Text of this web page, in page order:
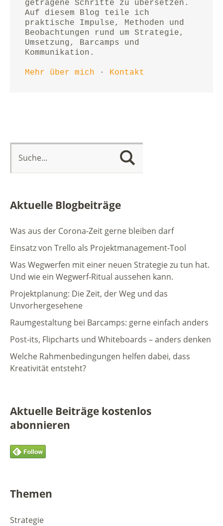
getragene Schritte zu übersetzen.
Auf diesem Blog teile ich
praktische Impulse, Methoden und
Beobachtungen rund um Strategie,
Umsetzung, Barcamps und
Kommunikation.
Mehr über mich · Kontakt
Aktuelle Blogbeiträge
Was aus der Corona-Zeit gerne bleiben darf
Einsatz von Trello als Projektmanagement-Tool
Was Wegwerfen mit einer neuen Strategie zu tun hat.
Und wie ein Wegwerf-Ritual aussehen kann.
Projektplanung: Die Zeit, der Weg und das
Unvorhergesehene
Raumgestaltung bei Barcamps: gerne einfach anders
Post-its, Flipcharts und Whiteboards – anders denken
Welche Rahmenbedingungen helfen dabei, dass
Kreativität entsteht?
Aktuelle Beiträge kostenlos
abonnieren
Themen
Strategie